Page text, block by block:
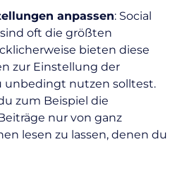
anpassen: Social
oft die größten
bieten diese
zur Einstellung der
unbedingt nutzen solltest.
zum Beispiel die
nur von ganz
lesen zu lassen, denen du